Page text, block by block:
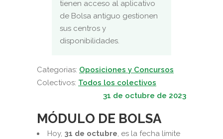
tienen acceso al aplicativo
de Bolsa antiguo gestionen
sus centros y
disponibilidades.
Categorias: Oposiciones y Concursos
Colectivos: Todos los colectivos
31 de octubre de 2023
MÓDULO DE BOLSA
Hoy, 31 de octubre, es la fecha límite